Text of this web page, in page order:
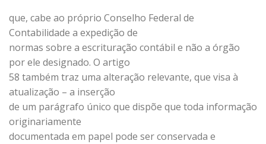
que, cabe ao próprio Conselho Federal de
Contabilidade a expedição de
normas sobre a escrituração contábil e não a órgão
por ele designado. O artigo
58 também traz uma alteração relevante, que visa à
atualização – a inserção
de um parágrafo único que dispõe que toda informação
originariamente
documentada em papel pode ser conservada e